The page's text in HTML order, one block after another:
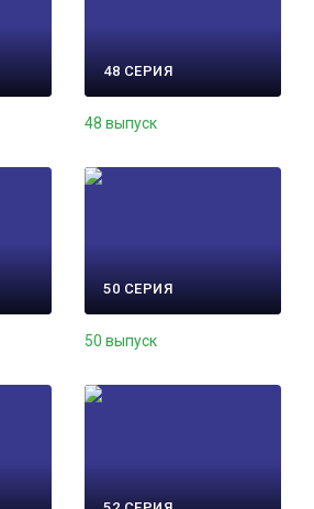
48 СЕРИЯ
48 выпуск
50 СЕРИЯ
50 выпуск